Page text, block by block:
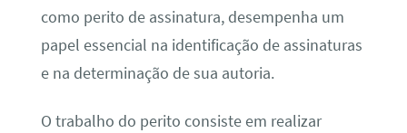
como perito de assinatura, desempenha um
papel essencial na identificação de assinaturas
e na determinação de sua autoria.
O trabalho do perito consiste em realizar